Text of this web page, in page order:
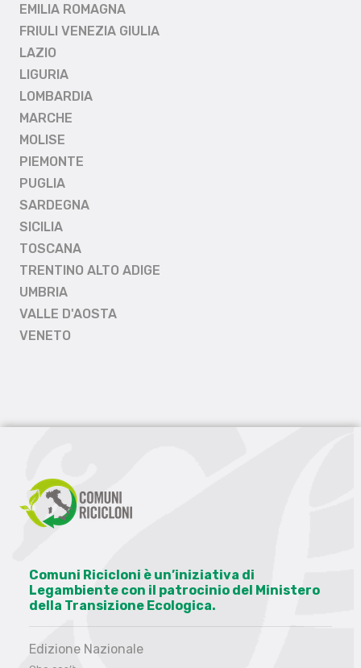
EMILIA ROMAGNA
FRIULI VENEZIA GIULIA
LAZIO
LIGURIA
LOMBARDIA
MARCHE
MOLISE
PIEMONTE
PUGLIA
SARDEGNA
SICILIA
TOSCANA
TRENTINO ALTO ADIGE
UMBRIA
VALLE D'AOSTA
VENETO
Comuni Ricicloni è un’iniziativa di
Legambiente con il patrocinio del Ministero
della Transizione Ecologica.
Edizione Nazionale